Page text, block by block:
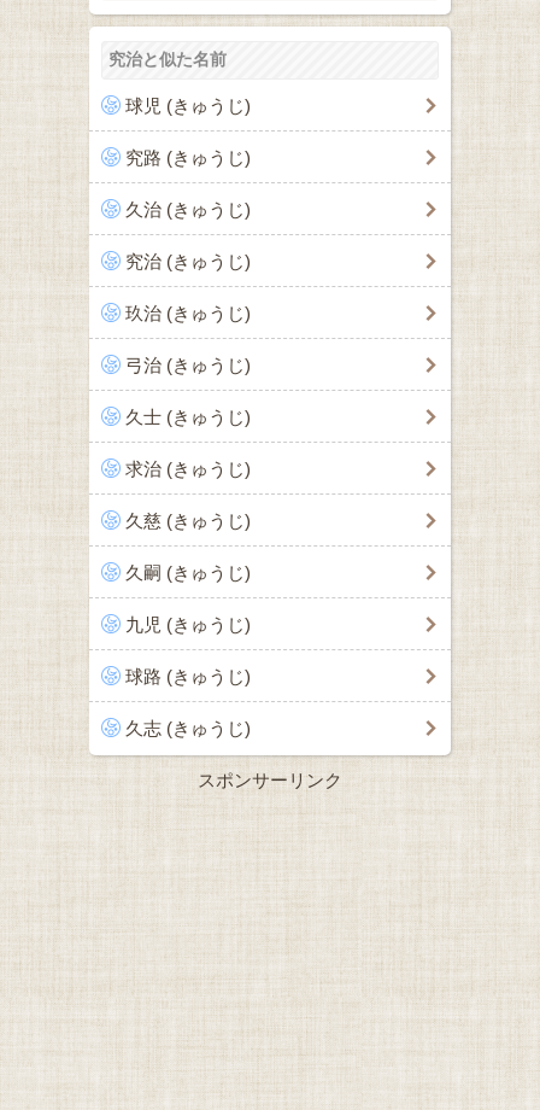
究治と似た名前
球児 (きゅうじ)
究路 (きゅうじ)
久治 (きゅうじ)
究治 (きゅうじ)
玖治 (きゅうじ)
弓治 (きゅうじ)
久士 (きゅうじ)
求治 (きゅうじ)
久慈 (きゅうじ)
久嗣 (きゅうじ)
九児 (きゅうじ)
球路 (きゅうじ)
久志 (きゅうじ)
スポンサーリンク